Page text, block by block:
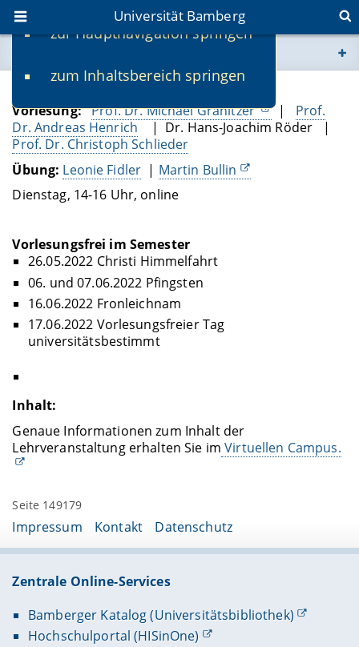
zur Hauptnavigation springen
zum Inhaltsbereich springen
Universität Bamberg
www.uni-bamberg.de
univis.uni-bamberg.de
fis.uni-bamberg.de
Dozenten
Vorlesung:Prof. Dr. Michael Granitzer | Prof.
Dr. Andreas Henrich | Dr. Hans-Joachim Röder |
Prof. Dr. Christoph Schlieder
Übung: Leonie Fidler | Martin Bullin
Dienstag, 14-16 Uhr, online
Vorlesungsfrei im Semester
26.05.2022 Christi Himmelfahrt
06. und 07.06.2022 Pfingsten
16.06.2022 Fronleichnam
17.06.2022 Vorlesungsfreier Tag
universitätsbestimmt
Inhalt:
Genaue Informationen zum Inhalt der
Lehrveranstaltung erhalten Sie im Virtuellen Campus.
Seite 149179
Impressum Kontakt Datenschutz
Zentrale Online-Services
Bamberger Katalog (Universitätsbibliothek)
Hochschulportal (HISinOne)